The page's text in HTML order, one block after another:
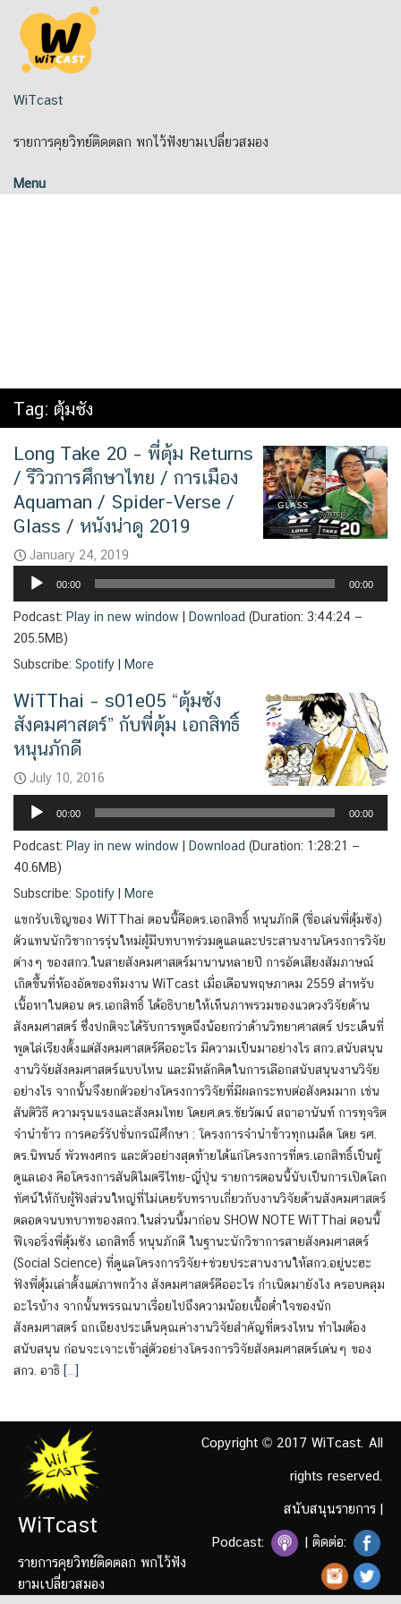
content
WiTcast
รายการคุยวิทย์ติดตลก พกไว้ฟังยามเปลี่ยวสมอง
Menu
Tag: ตุ้มซัง
Long Take 20 – พี่ตุ้ม Returns
/ รีวิวการศึกษาไทย / การเมือง
Aquaman / Spider-Verse /
Glass / หนังน่าดู 2019
January 24, 2019
Audio
00:00 00:00
Podcast: Play in new window Download (Duration: 3:44:24 —
205.5MB)
Subscribe: Spotify More
WiTThai – s01e05 “ตุ้มซัง
สังคมศาสตร์” กับพี่ตุ้ม เอกสิทธิ์
หนุนภักดี
July 10, 2016
Audio
Player
00:00 00:00
Podcast: Play in new window Download (Duration: 1:28:21 —
40.6MB)
Subscribe: Spotify
More
แขกรับเชิญของ WiTThai ตอนนี้คือดร.เอกสิทธิ์ หนุนภักดี (ชื่อเล่นพี่ตุ้มซัง)
ตัวแทนนักวิชาการรุ่นใหม่ผู้มีบทบาทร่วมดูแลและประสานงานโครงการวิจัย
ต่างๆ ของสกว.ในสายสังคมศาสตร์มานานหลายปี การอัดเสียงสัมภาษณ์
เกิดขึ้นที่ห้องอัดของทีมงาน WiTcast เมื่อเดือนพฤษภาคม 2559 สำหรับ
เนื้อหาในตอน ดร.เอกสิทธิ์ ได้อธิบายให้เห็นภาพรวมของแวดวงวิจัยด้าน
สังคมศาสตร์ ซึ่งปกติจะได้รับการพูดถึงน้อยกว่าด้านวิทยาศาสตร์ ประเด็นที่
พูดไล่เรียงตั้งแต่สังคมศาสตร์คืออะไร มีความเป็นมาอย่างไร สกว.สนับสนุน
งานวิจัยสังคมศาสตร์แบบไหน และมีหลักคิดในการเลือกสนับสนุนงานวิจัย
อย่างไร จากนั้นจึงยกตัวอย่างโครงการวิจัยที่มีผลกระทบต่อสังคมมาก เช่น
สันติวิธี ความรุนแรงและสังคมไทย โดยศ.ดร.ชัยวัฒน์ สถาอานันท์ การทุจริต
จำนำข้าว การคอร์รัปชั่นกรณีศึกษา : โครงการจำนำข้าวทุกเมล็ด โดย รศ.
ดร.นิพนธ์ พัวพงศกร และตัวอย่างสุดท้ายได้แก่โครงการที่ดร.เอกสิทธิ์เป็นผู้
ดูแลเอง คือโครงการสันติไมตรีไทย-ญี่ปุ่น รายการตอนนี้นับเป็นการเปิดโลก
ทัศน์ให้กับผู้ฟังส่วนใหญ่ที่ไม่เคยรับทราบเกี่ยวกับงานวิจัยด้านสังคมศาสตร์
ตลอดจนบทบาทของสกว.ในส่วนนี้มาก่อน SHOW NOTE WiTThai ตอนนี้
ฟีเจอริ่งพี่ตุ้มซัง เอกสิทธิ์ หนุนภักดี ในฐานะนักวิชาการสายสังคมศาสตร์
(Social Science) ที่ดูแลโครงการวิจัย+ช่วยประสานงานให้สกว.อยู่นะฮะ
ฟังพี่ตุ้มเล่าตั้งแต่ภาพกว้าง สังคมศาสตร์คืออะไร กำเนิดมายังไง ครอบคลุม
อะไรบ้าง จากนั้นพรรณนาเรื่อยไปถึงความน้อยเนื้อต่ำใจของนัก
สังคมศาสตร์ ถกเถียงประเด็นคุณค่างานวิจัยสำคัญที่ตรงไหน ทำไมต้อง
สนับสนุน ก่อนจะเจาะเข้าสู่ตัวอย่างโครงการวิจัยสังคมศาสตร์เด่นๆ ของ
สกว. อาธิ […]
WiTcast
รายการคุยวิทย์ติดตลก พกไว้ฟัง
ยามเปลี่ยวสมอง
Copyright © 2017 WiTcast. All
rights reserved.
สนับสนุนรายการ |
Podcast: | ติดต่อ: